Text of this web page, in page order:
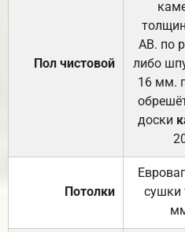
Пол чистовой
АВ. по
либо
16 мм.
доски
Потолки
сушки